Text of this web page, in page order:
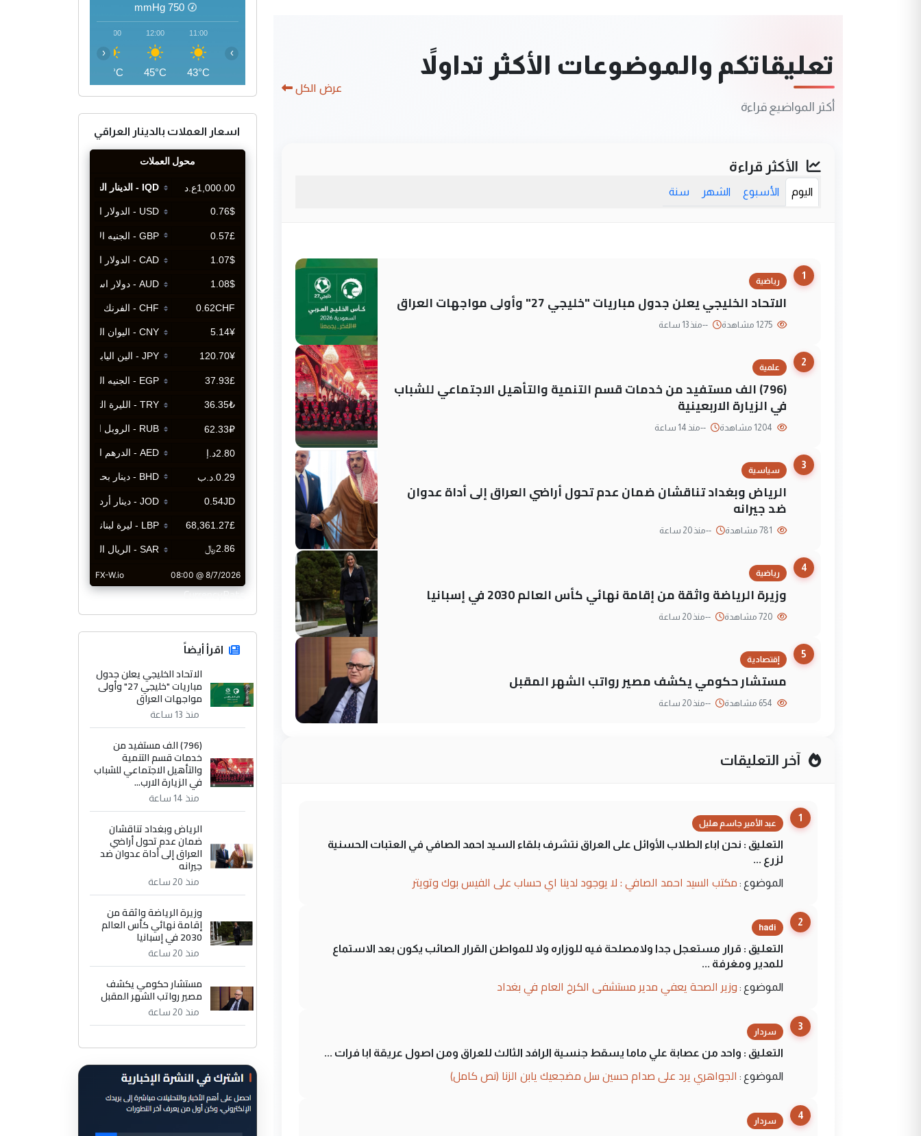
تعليقاتكم والموضوعات الأكثر تداولاً
أكثر المواضيع قراءة
عرض الكل
الأكثر قراءة
اليوم الأسبوع الشهر سنة
1
رياضية
الاتحاد الخليجي يعلن جدول مباريات "خليجي 27" وأولى مواجهات العراق
--منذ 13 ساعة
2
علمية
(796) الف مستفيد من خدمات قسم التنمية والتأهيل الاجتماعي للشباب
في الزيارة الاربعينية
--منذ 14 ساعة
3
سياسية
الرياض وبغداد تناقشان ضمان عدم تحول أراضي العراق إلى أداة عدوان
ضد جيرانه
--منذ 20 ساعة
4
رياضية
وزيرة الرياضة واثقة من إقامة نهائي كأس العالم 2030 في إسبانيا
--منذ 20 ساعة
5
إقتصادية
مستشار حكومي يكشف مصير رواتب الشهر المقبل
--منذ 20 ساعة
آخر التعليقات
1
عبد الأمير جاسم هليل
التعليق : نحن اباء الطلاب الأوائل على العراق نتشرف بلقاء السيد احمد الصافي في العتبات الحسنية
لزرع ...
الموضوع : مكتب السيد احمد الصافي : لا يوجود لدينا اي حساب على الفيس بوك وتويتر
2
hadi
التعليق : قرار مستعجل جدا ولامصلحة فيه للوزاره ولا للمواطن القرار الصائب يكون بعد الاستماع
للمدير ومغرفة ...
الموضوع : وزير الصحة يعفي مدير مستشفى الكرخ العام في بغداد
3
سردار
التعليق : واحد من عصابة علي ماما يسقط جنسية الرافد الثالث للعراق ومن اصول عريقة ابا فرات ...
الموضوع : الجواهري يرد على صدام حسين سل مضجعيك يابن الزنا (نص كامل)
4
سردار
750
mmHg
11:00
43°C
12:00
45°C
13:00
46°C
‹ ›
اسعار العملات بالدينار العراقي
CurrencyRate
اقرأ أيضاً
الاتحاد الخليجي يعلن جدول
مباريات "خليجي 27" وأولى
مواجهات العراق
منذ 13 ساعة
(796) الف مستفيد من
خدمات قسم التنمية
والتأهيل الاجتماعي للشباب
في الزيارة الارب...
منذ 14 ساعة
الرياض وبغداد تناقشان
ضمان عدم تحول أراضي
العراق إلى أداة عدوان ضد
جيرانه
منذ 20 ساعة
وزيرة الرياضة واثقة من
إقامة نهائي كأس العالم
2030 في إسبانيا
منذ 20 ساعة
مستشار حكومي يكشف
مصير رواتب الشهر المقبل
منذ 20 ساعة